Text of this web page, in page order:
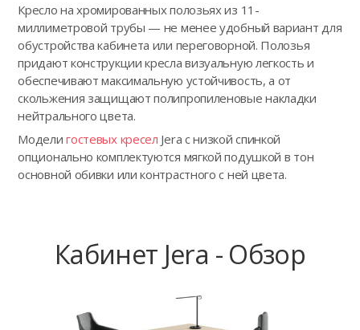
Кресло на хромированных полозьях из 11-
миллиметровой трубы — не менее удобный вариант для
обустройства кабинета или переговорной. Полозья
придают конструкции кресла визуальную легкость и
обеспечивают максимальную устойчивость, а от
скольжения защищают полипропиленовые накладки
нейтрального цвета.
Моделигостевых кресел Jera с низкой спинкой
опционально комплектуются мягкой подушкой в тон
основной обивки или контрастного с ней цвета.
Кабинет Jera - Обзор